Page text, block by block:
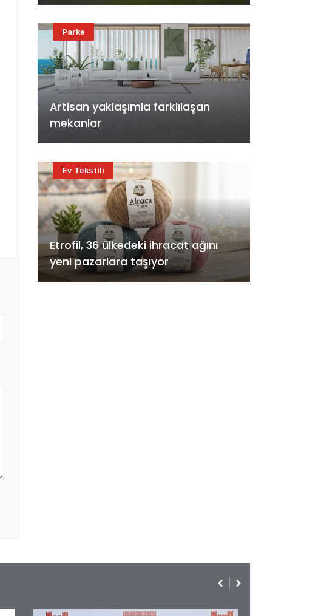
Artisan yaklaşımla farklılaşan
mekanlar
Parke
Etrofil, 36 ülkedeki ihracat ağını
yeni pazarlara taşıyor
Ev Tekstili